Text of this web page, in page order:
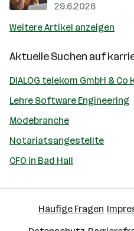
29.6.2026
Weitere Artikel anzeigen
Aktuelle Suchen auf
DIALOG telekom GmbH & Co
Lehre Software Engineering
Modebranche
Notariatsangestellte
CFO in Bad Hall
Häufige Fragen